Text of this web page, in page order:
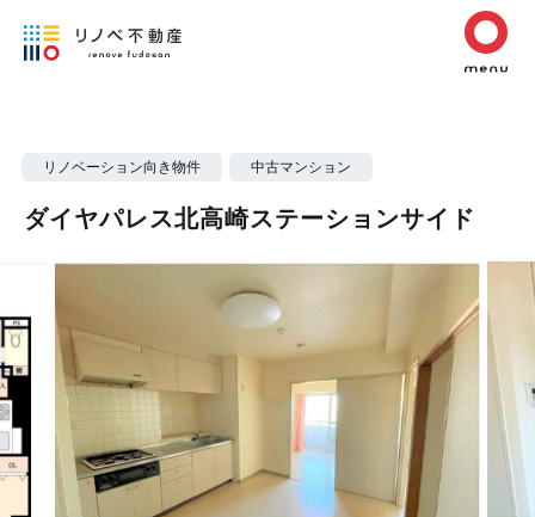
リノベーション向き物件 中古マンション
ダイヤパレス北高崎ステーションサイド